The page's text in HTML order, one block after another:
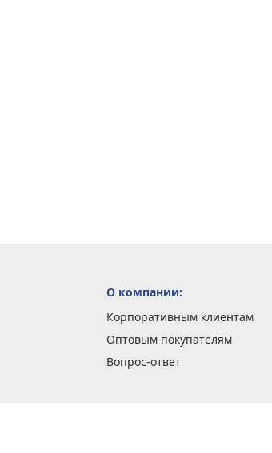
О компании:
Корпоративным клиентам
Оптовым покупателям
Вопрос-ответ